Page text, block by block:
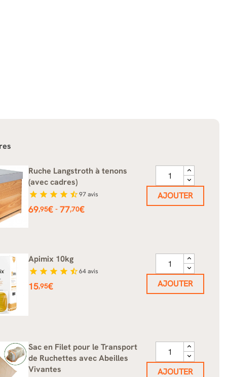
Ruche Langstroth à tenons
(avec cadres)
star star star star star_half97avis
Prix
69,95€ - 77,70€
AJOUTER
Apimix 10kg
star star star star star_half64avis
Prix
15,95€ AJOUTER
Sac en Filet pour le Transport
de Ruchettes avec Abeilles
Vivantes
AJOUTER